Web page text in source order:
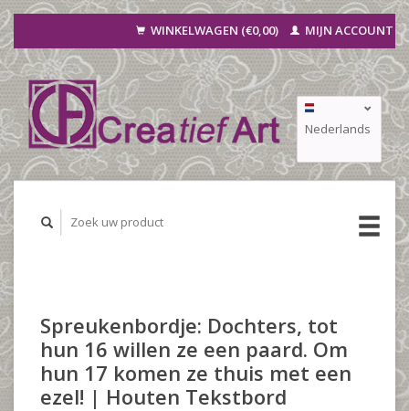
WINKELWAGEN (€0,00) MIJN ACCOUNT
Nederlands
Deutsch
Spreukenbordje: Dochters, tot
hun 16 willen ze een paard. Om
hun 17 komen ze thuis met een
ezel! | Houten Tekstbord